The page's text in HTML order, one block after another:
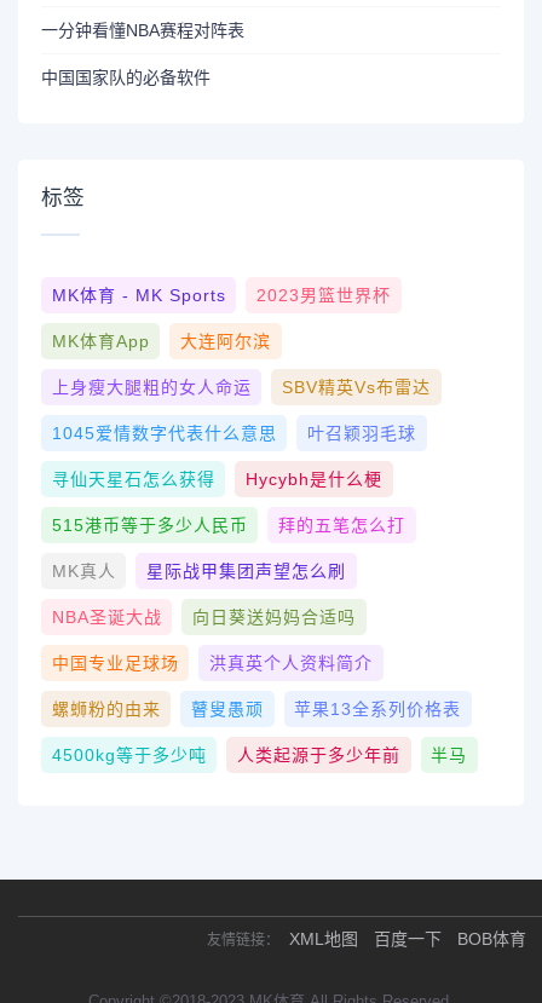
一分钟看懂NBA赛程对阵表
中国国家队的必备软件
标签
MK体育 - MK Sports 2023男篮世界杯
MK体育App 大连阿尔滨
上身瘦大腿粗的女人命运 SBV精英vs布雷达
1045爱情数字代表什么意思 叶召颖羽毛球
寻仙天星石怎么获得 Hycybh是什么梗
515港币等于多少人民币 拜的五笔怎么打
MK真人 星际战甲集团声望怎么刷
NBA圣诞大战 向日葵送妈妈合适吗
中国专业足球场 洪真英个人资料简介
螺蛳粉的由来 瞽叟愚顽 苹果13全系列价格表
4500kg等于多少吨 人类起源于多少年前 半马
友情链接： XML地图 百度一下 BOB体育